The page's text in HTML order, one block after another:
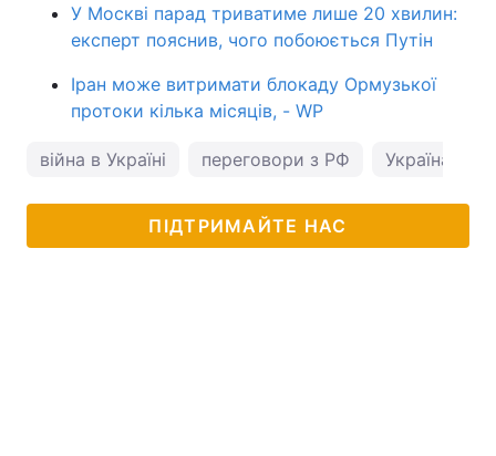
У Москві парад триватиме лише 20 хвилин:
експерт пояснив, чого побоюється Путін
Іран може витримати блокаду Ормузької
протоки кілька місяців, - WP
війна в Україні переговори з РФ Україна і
ПІДТРИМАЙТЕ НАС